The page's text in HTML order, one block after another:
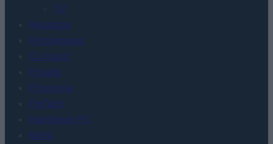
TV
Recenzje
Porównania
Co kupić
Porady
Promocje
FinTech
Hardware PC
Moto